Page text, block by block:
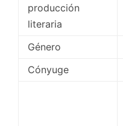
producción
literaria
Género
Cónyuge